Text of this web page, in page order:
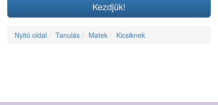
Kezdjük!
Nyitó oldal Tanulás Matek Kicsiknek